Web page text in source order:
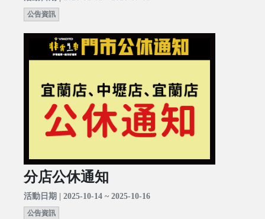
公告資訊
分店公休通知
活動日期 | 2025-10-14 ~ 2025-10-16
公告資訊